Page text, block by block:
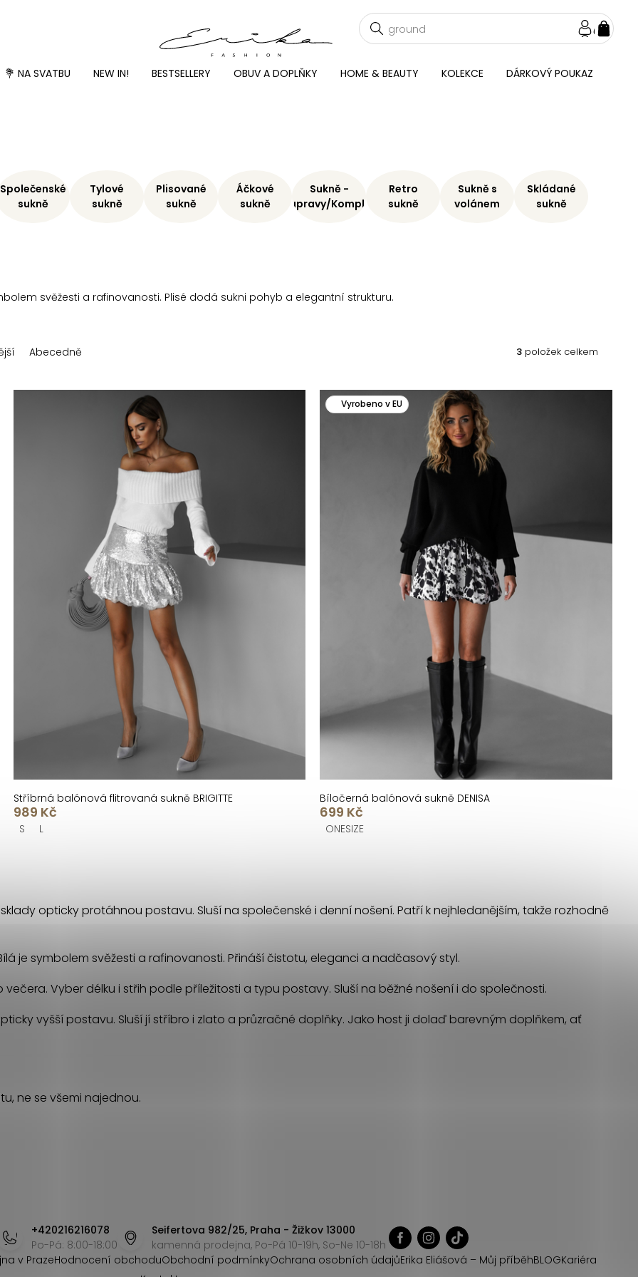
💐 NA SVATBU NEW IN! BESTSELLERY OBUV A DOPLŇKY HOME & BEAUTY KOLEKCE DÁRKOVÝ POUKAZ
svěžesti a rafinovanosti. Plisé dodá sukni pohyb a elegantní strukturu.
Společenské
sukně
Tylové
sukně
Plisované
sukně
Áčkové
sukně
Sukně -
Soupravy/Komplety
Retro
sukně
Sukně s
volánem
Skládané
sukně
Abecedně 3 položek celkem
Stříbrná balónová flitrovaná sukně BRIGITTE
989 Kč
S L
Vyrobeno v EU
Bíločerná balónová sukně DENISA
699 Kč
ONESIZE
opticky protáhnou postavu. Sluší na společenské i denní nošení. Patří k nejhledanějším, takže rozhodně
je symbolem svěžesti a rafinovanosti. Přináší čistotu, eleganci a nadčasový styl.
Vyber délku i střih podle příležitosti a typu postavy. Sluší na běžné nošení i do společnosti.
vyšší postavu. Sluší jí stříbro i zlato a průzračné doplňky. Jako host ji dolaď barevným doplňkem, ať
ne se všemi najednou.
+420216216078
Po-Pá: 8:00-18:00
Seifertova 982/25, Praha - Žižkov 13000
kamenná prodejna, Po-Pá 10-19h, So-Ne 10-18h
v PrazeHodnocení obchoduObchodní podmínkyOchrana osobních údajůErika Eliášová – Můj příběhBLOGKariéra